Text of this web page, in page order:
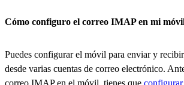
Cómo configuro el correo IMAP en mi
Puedes configurar el móvil para enviar y
desde varias cuentas de correo electrónico.
correo IMAP en el móvil, tienes que